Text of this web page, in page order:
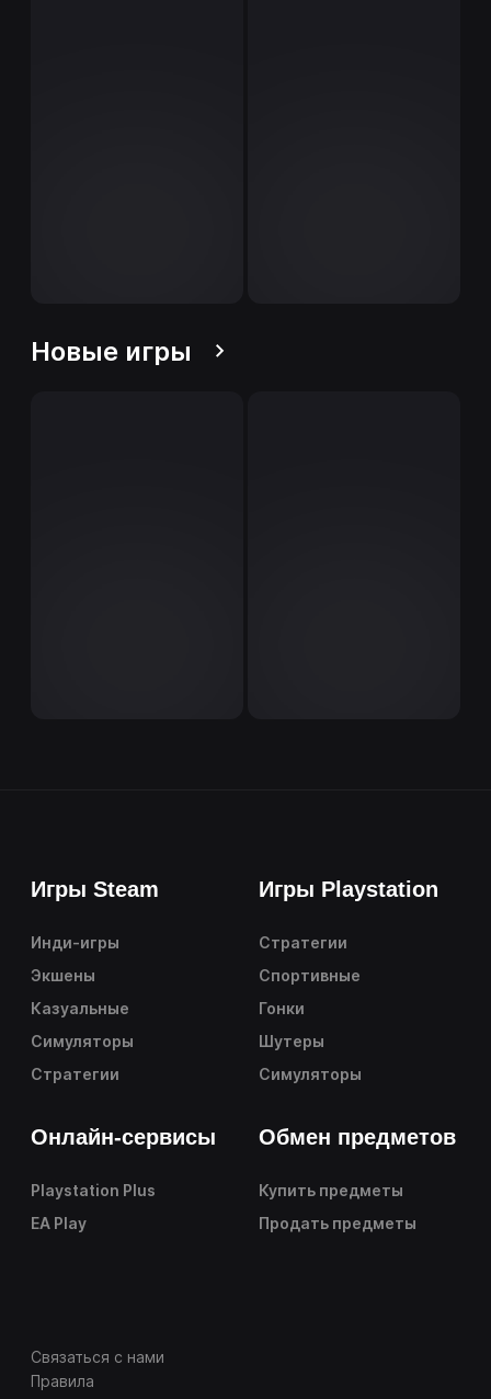
Новые игры
Игры Steam
Инди-игры
Экшены
Казуальные
Симуляторы
Стратегии
Игры Playstation
Стратегии
Спортивные
Гонки
Шутеры
Симуляторы
Онлайн-сервисы
Playstation Plus
EA Play
Обмен предметов
Купить предметы
Продать предметы
Связаться с нами
Правила